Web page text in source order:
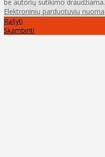
be autorių sutikimo draudžiama.
Elektroninių parduotuvių nuoma
Rašyti
Skambinti